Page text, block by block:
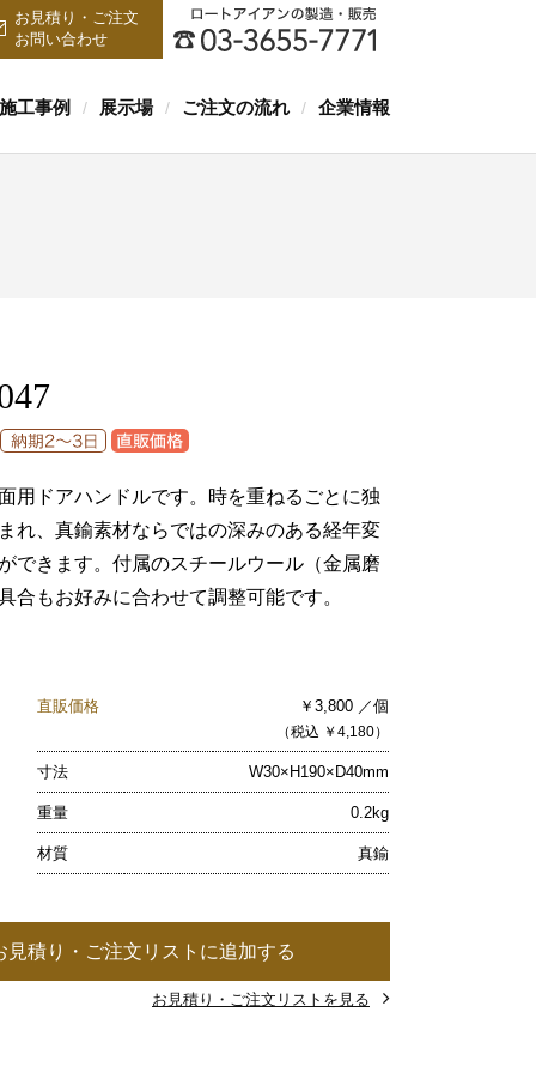
お見積り・ご注文
お問い合わせ
施工事例 / 展示場 / ご注文の流れ / 企業情報
用ドアハンドルです。時を重ねるごとに独
れ、真鍮素材ならではの深みのある経年変
できます。付属のスチールウール（金属磨
合もお好みに合わせて調整可能です。
直販価格 ￥3,800 ／個
（税込 ￥4,180）
寸法 W30×H190×D40mm
重量 0.2kg
材質 真鍮
見積り・ご注文リストに追加する
お見積り・ご注文リストを見る